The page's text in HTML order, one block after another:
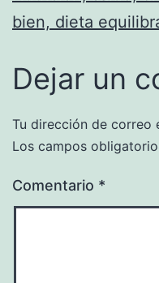
bien, dieta
Dejar un
Tu dirección de correo
Los campos
Comentario *